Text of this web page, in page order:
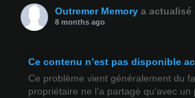
Outremer Memory a actualisé
8 months ago
Ce contenu n’est pas disponible
Ce problème vient généralement du
propriétaire ne l’a partagé qu’avec